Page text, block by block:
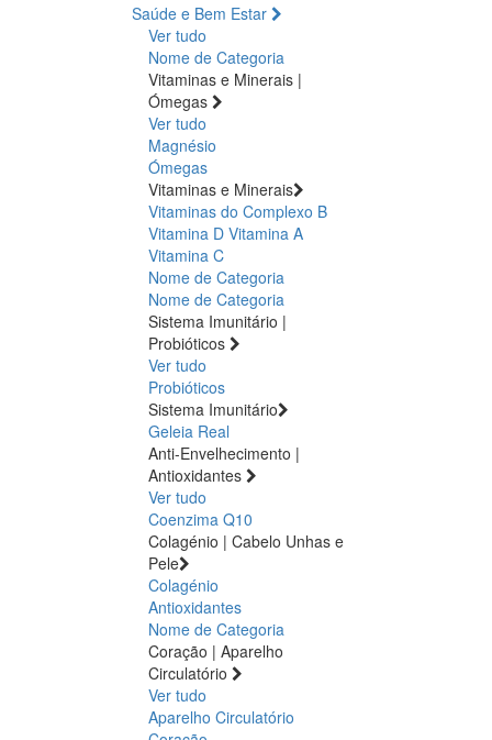
Saúde e Bem Estar
Ver tudo
Nome de Categoria
Vitaminas e Minerais |
Ómegas
Ver tudo
Magnésio
Ómegas
Vitaminas e Minerais
Vitaminas do Complexo B
Vitamina D Vitamina A
Vitamina C
Nome de Categoria
Nome de Categoria
Sistema Imunitário |
Probióticos
Ver tudo
Probióticos
Sistema Imunitário
Geleia Real
Anti-Envelhecimento |
Antioxidantes
Ver tudo
Coenzima Q10
Colagénio | Cabelo Unhas e
Pele
Colagénio
Antioxidantes
Nome de Categoria
Coração | Aparelho
Circulatório
Ver tudo
Aparelho Circulatório